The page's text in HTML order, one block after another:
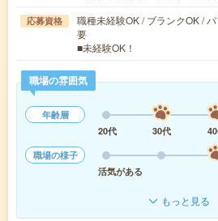
応募資格
職種未経験OK / ブランクOK /
要
■未経験OK！
職場の雰囲気
年齢層
20代
30代
職場の様子
活気がある
もっと見る